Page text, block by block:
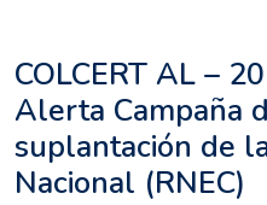
COLCERT AL –
Alerta Campaña
suplantación de
Nacional (RNEC)